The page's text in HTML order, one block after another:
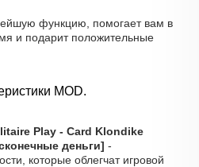
функцию, помогает вам в
и подарит положительные
MOD.
Play - Card Klondike
деньги] -
которые облегчат игровой